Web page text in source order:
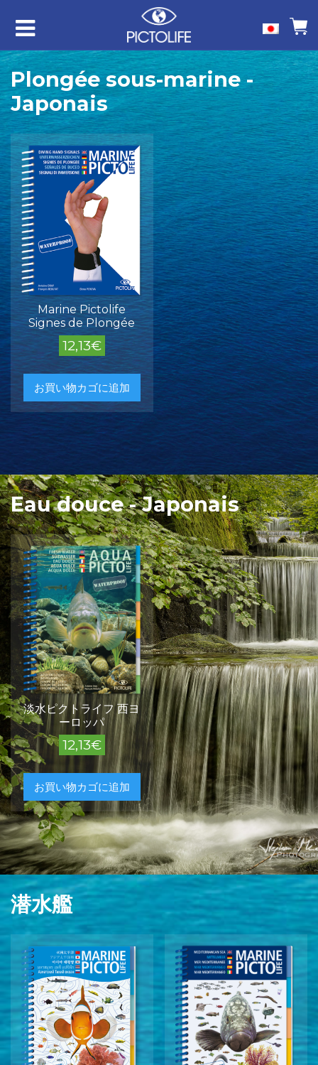
Plongée sous-marine -
Japonais
Marine Pictolife
Signes de Plongée
12,13€
お買い物カゴに追加
Eau douce - Japonais
淡水ピクトライフ 西ヨ
ーロッパ
12,13€
お買い物カゴに追加
潜水艦